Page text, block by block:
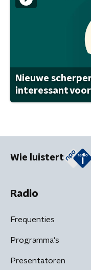
Nieuwe
interessant
Wie luistert
Radio
Frequenties
Programma's
Presentatoren